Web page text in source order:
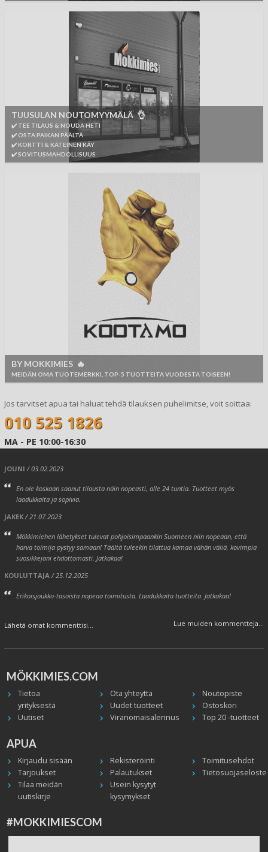
TUUSULAN NOUTOMYYMÄLÄ 👌
✔️ TEE TILAUS & NOUDA HETI
✔️ OSTA PAIKAN PÄÄLTÄ
✔️ KORTTI & KÄTEINEN KÄY
✔️ SOVITUSMAHDOLLISUUS
BY MOKKIMIES 🔥
MEIDÄN OMA TUOTEMERKKI, TOP-5 TUOTTEITA VUODESTA TOISEEN!
Jos tarvitset apua tai haluat tehdä tilauksen puhelimitse, voit soittaa:
010 525 1826
MA - PE 10:00-16:30
JOUNI / 03.02.2023
En ole koskaan saanut tilausta näin nopeasti, alle 24 tuntia. Tuotteet myös
laadukkaita ja sopivia.
JAKEK/ 21.07.2023
Mökkimiehen lähetykset tulevat pohjoisimpaankin Suomeen niin nopeaan, että
harva toimija pystyy samaan! Täältä tuleekin tilattua kamaa vähän väliä, kovimpia
suosikkejani ehdottomasti. Jatkakaa!
KOULUTTAJA/ 25.12.2025
Erikoisjoukko-tasoista nopeaa toimitusta. Laadukkaita tuotteita. Jatkakaa!
Lähetä omat kommenttisi... Lue muiden kommentteja...
MÖKKIMIES.COM
Tietoa
yrityksestä
Ota yhteyttä
Noutopiste
Uudet tuotteet
Ostoskori
Uutiset
Viranomaisalennus Top 20 -tuotteet
APUA
Kirjaudu sisään Rekisteröinti
Toimitusehdot
Tarjoukset
Palautukset
Tietosuojaseloste
Tilaa meidän
uutiskirje
Usein kysytyt
kysymykset
#MOKKIMIESCOM